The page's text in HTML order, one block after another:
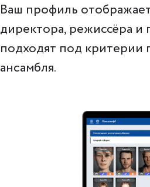
Ваш профиль
директора, режиссёра
подходят под критерии
ансамбля.